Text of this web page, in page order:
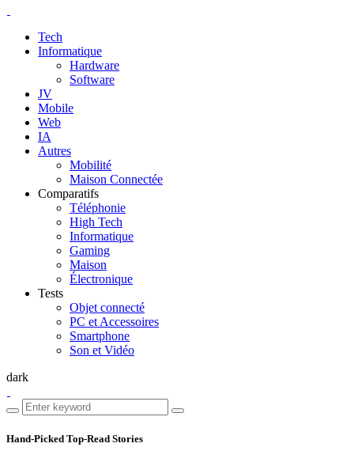
Tech
Informatique
Hardware
Software
JV
Mobile
Web
IA
Autres
Mobilité
Maison Connectée
Comparatifs
Téléphonie
High Tech
Informatique
Gaming
Maison
Électronique
Tests
Objet connecté
PC et Accessoires
Smartphone
Son et Vidéo
dark
Hand-Picked Top-Read Stories